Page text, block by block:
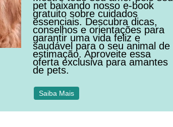
pet baixando nosso e-book
gratuito sobre cuidados
essenciais. Descubra dicas,
conselhos e orientações para
garantir uma vida feliz e
saudável para o seu animal de
estimação. Aproveite essa
oferta exclusiva para amantes
de pets.
Saiba Mais